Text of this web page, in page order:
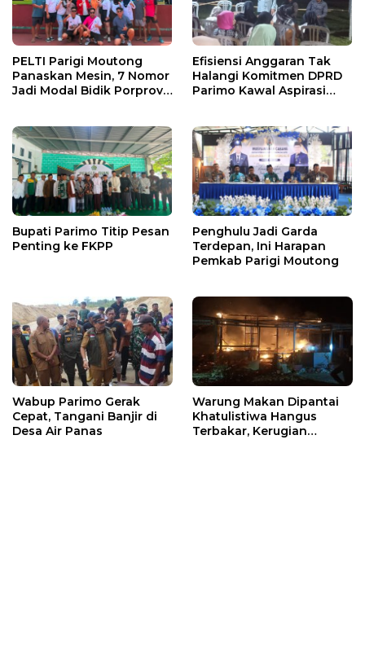
PELTI Parigi Moutong
Panaskan Mesin, 7 Nomor
Jadi Modal Bidik Porprov
Efisiensi Anggaran Tak
Halangi Komitmen DPRD
Parimo Kawal Aspirasi
Bupati Parimo Titip Pesan
Penting ke FKPP
Penghulu Jadi Garda
Terdepan, Ini Harapan
Pemkab Parigi Moutong
Wabup Parimo Gerak
Cepat, Tangani Banjir di
Desa Air Panas
Warung Makan Dipantai
Khatulistiwa Hangus
Terbakar, Kerugian